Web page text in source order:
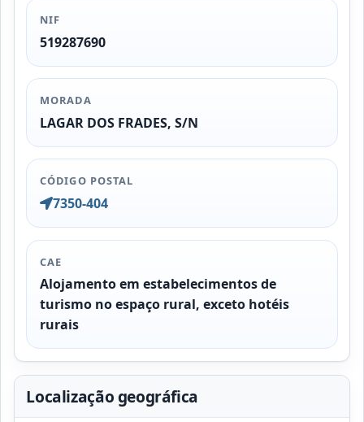
NIF
519287690
MORADA
LAGAR DOS FRADES, S/N
CÓDIGO POSTAL
7350-404
CAE
Alojamento em estabelecimentos de
turismo no espaço rural, exceto hotéis
rurais
Localização geográfica